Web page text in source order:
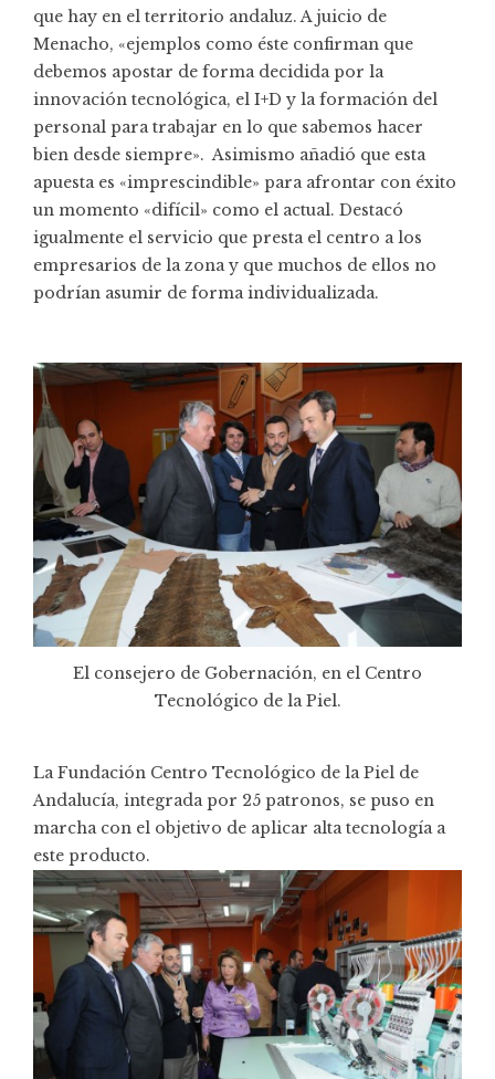
que hay en el territorio andaluz. A juicio de
Menacho, «ejemplos como éste confirman que
debemos apostar de forma decidida por la
innovación tecnológica, el I+D y la formación del
personal para trabajar en lo que sabemos hacer
bien desde siempre». Asimismo añadió que esta
apuesta es «imprescindible» para afrontar con éxito
un momento «difícil» como el actual. Destacó
igualmente el servicio que presta el centro a los
empresarios de la zona y que muchos de ellos no
podrían asumir de forma individualizada.
El consejero de Gobernación, en el Centro
Tecnológico de la Piel.
La Fundación Centro Tecnológico de la Piel de
Andalucía, integrada por 25 patronos, se puso en
marcha con el objetivo de aplicar alta tecnología a
este producto.